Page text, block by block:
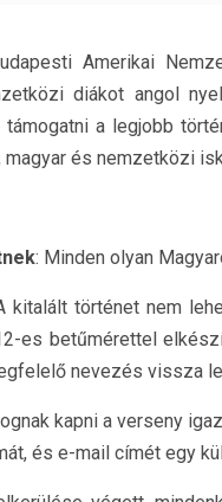
Amerikai
diákot angol
támogatni a legjobb
és nemzetközi
: Minden olyan
kitalált történet nem
es betűmérettel
nevezés vissza
kapni a verseny
és e-mail címét egy